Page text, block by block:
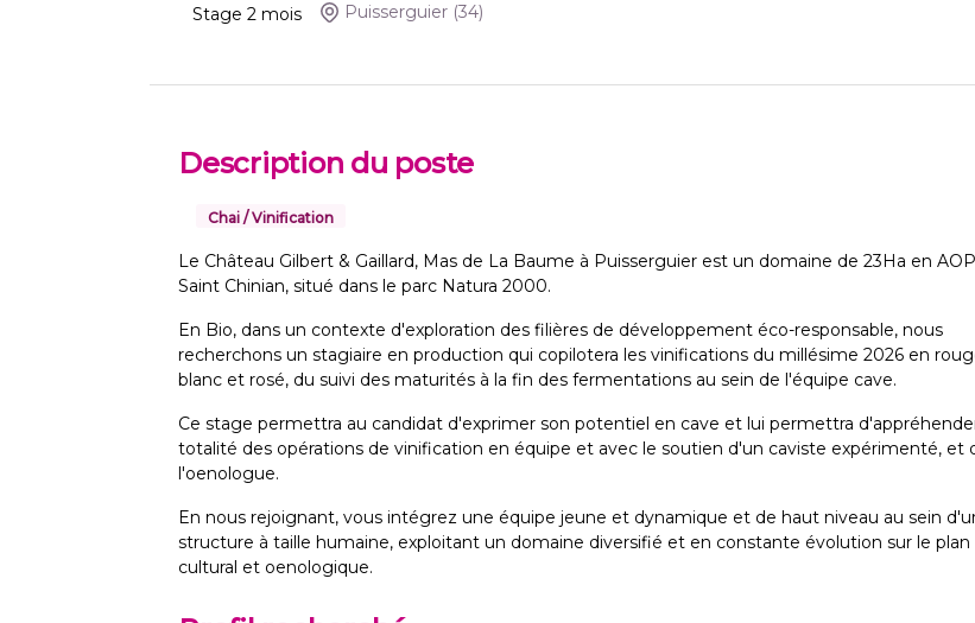
Stage 2 mois Puisserguier (34)
Description du poste
Chai / Vinification
Le Château Gilbert & Gaillard, Mas de La Baume à Puisserguier est un domaine de 23Ha en AOP
Saint Chinian, situé dans le parc Natura 2000.
En Bio, dans un contexte d'exploration des filières de développement éco-responsable, nous
recherchons un stagiaire en production qui copilotera les vinifications du millésime 2026 en
blanc et rosé, du suivi des maturités à la fin des fermentations au sein de l'équipe cave.
Ce stage permettra au candidat d'exprimer son potentiel en cave et lui permettra
totalité des opérations de vinification en équipe et avec le soutien d'un caviste expérimenté, et
l'oenologue.
En nous rejoignant, vous intégrez une équipe jeune et dynamique et de haut niveau au sein
structure à taille humaine, exploitant un domaine diversifié et en constante évolution sur le plan
cultural et oenologique.